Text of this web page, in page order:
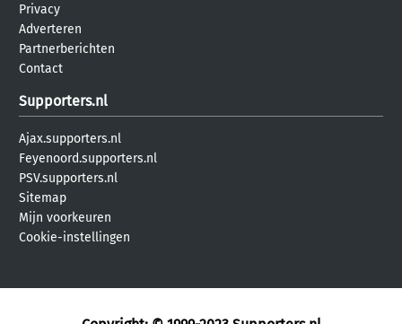
Privacy
Adverteren
Partnerberichten
Contact
Supporters.nl
Ajax.supporters.nl
Feyenoord.supporters.nl
PSV.supporters.nl
Sitemap
Mijn voorkeuren
Cookie-instellingen